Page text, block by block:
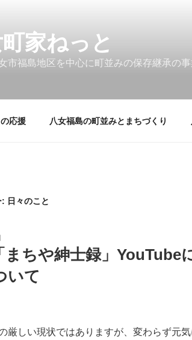
家ねっと
市福島地区を中心に町並みの保存継承の事
応援 八女福島の町並みとまちづくり
日々のこと
まちや紳士録」YouTube
いて
厳しい現状ではありますが、変わらず元